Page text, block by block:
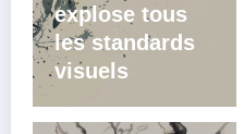
explose tous
les standards
visuels